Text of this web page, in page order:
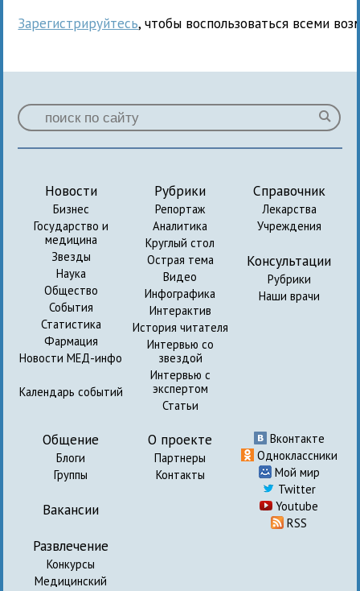
Зарегистрируйтесь, чтобы воспользоваться всеми
Новости
Бизнес
Государство и
медицина
Звезды
Наука
Общество
События
Статистика
Фармация
Новости МЕД-инфо
Календарь событий
Рубрики
Репортаж
Аналитика
Круглый стол
Острая тема
Видео
Инфографика
Интерактив
История читателя
Интервью со
звездой
Интервью с
экспертом
Статьи
Справочник
Лекарства
Учреждения
Консультации
Рубрики
Наши врачи
Общение
Блоги
Группы
Вакансии
Развлечение
Конкурсы
Медицинский
О проекте
Партнеры
Контакты
Вконтакте
Одноклассники
Мой мир
Twitter
Youtube
RSS